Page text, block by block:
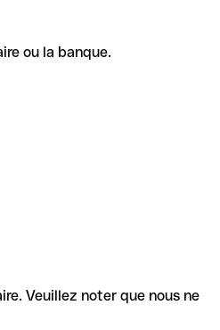
ou la banque.
Veuillez noter que nous ne